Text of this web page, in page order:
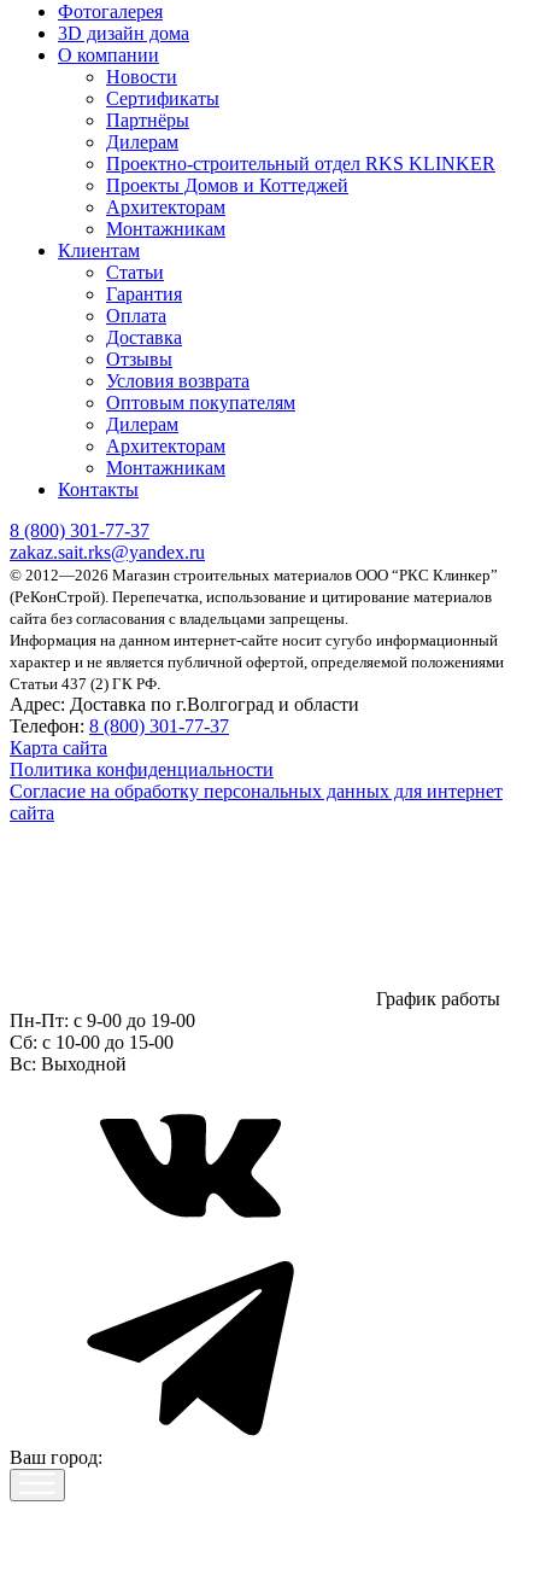
Фотогалерея
3D дизайн дома
О компании
Новости
Сертификаты
Партнёры
Дилерам
Проектно-строительный отдел RKS KLINKER
Проекты Домов и Коттеджей
Архитекторам
Монтажникам
Клиентам
Статьи
Гарантия
Оплата
Доставка
Отзывы
Условия возврата
Оптовым покупателям
Дилерам
Архитекторам
Монтажникам
Контакты
8 (800) 301-77-37
zakaz.sait.rks@yandex.ru
© 2012—2026 Магазин строительных материалов ООО “РКС Клинкер”
(РеКонСтрой). Перепечатка, использование и цитирование материалов
сайта без согласования с владельцами запрещены.
Информация на данном интернет-сайте носит сугубо информационный
характер и не является публичной офертой, определяемой положениями
Статьи 437 (2) ГК РФ.
Адрес: Доставка по г.Волгоград и области
Телефон: 8 (800) 301-77-37
Карта сайта
Политика конфиденциальности
Согласие на обработку персональных данных для интернет
сайта
График работы
Пн-Пт: с 9-00 до 19-00
Сб: c 10-00 до 15-00
Вс: Выходной
Ваш город: